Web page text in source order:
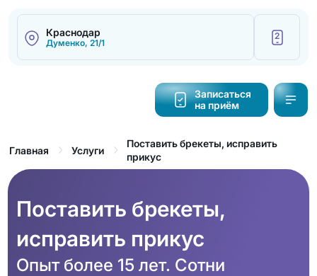
Краснодар
Думенко, 21/1
2
Записаться
на приём
Главная Услуги
Поставить брекеты, исправить
прикус
Поставить брекеты,
исправить прикус
Опыт более 15 лет. Сотни
Обратный